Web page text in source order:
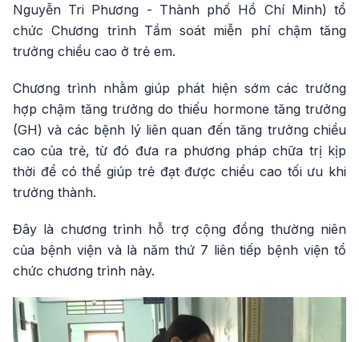
Nguyễn Tri Phương - Thành phố Hồ Chí Minh) tổ
chức Chương trình Tầm soát miễn phí chậm tăng
trưởng chiều cao ở trẻ em.
Chương trình nhằm giúp phát hiện sớm các trường
hợp chậm tăng trưởng do thiếu hormone tăng trưởng
(GH) và các bệnh lý liên quan đến tăng trưởng chiều
cao của trẻ, từ đó đưa ra phương pháp chữa trị kịp
thời để có thể giúp trẻ đạt được chiều cao tối ưu khi
trưởng thành.
Đây là chương trình hỗ trợ cộng đồng thường niên
của bệnh viện và là năm thứ 7 liên tiếp bệnh viện tổ
chức chương trình này.